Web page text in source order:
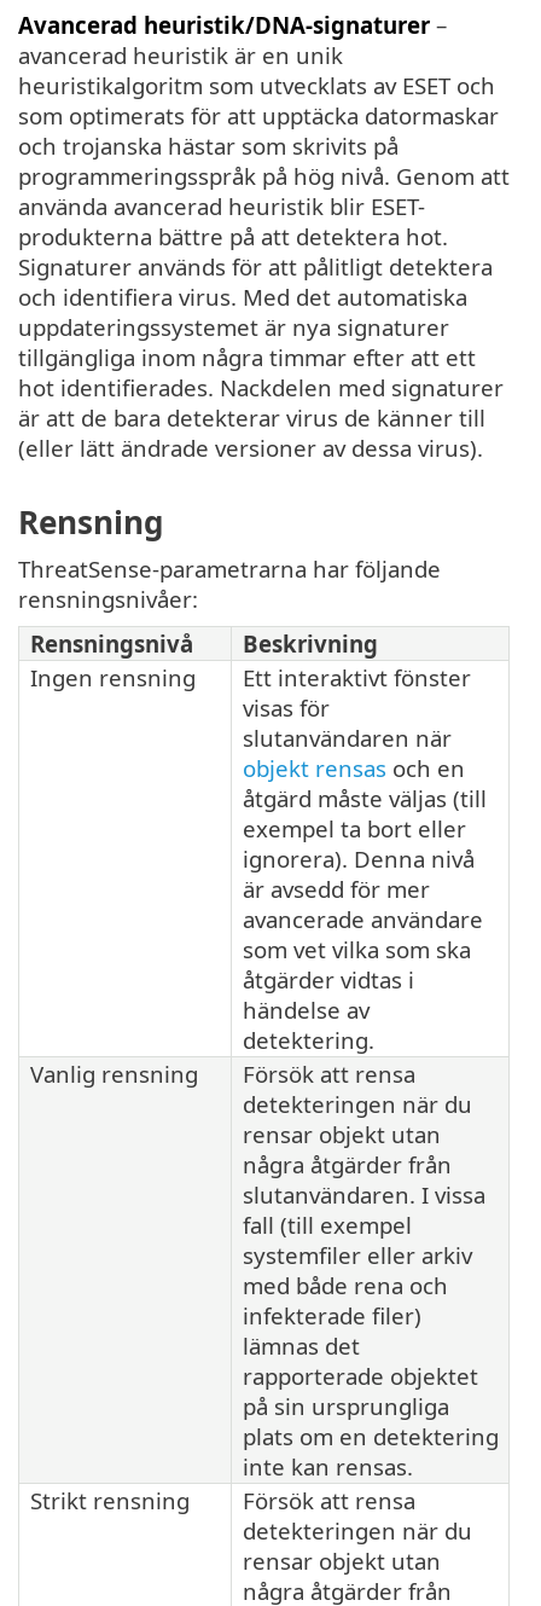
Avancerad heuristik/DNA-signaturer –
avancerad heuristik är en unik
heuristikalgoritm som utvecklats av ESET och
som optimerats för att upptäcka datormaskar
och trojanska hästar som skrivits på
programmeringsspråk på hög nivå. Genom att
använda avancerad heuristik blir ESET-
produkterna bättre på att detektera hot.
Signaturer används för att pålitligt detektera
och identifiera virus. Med det automatiska
uppdateringssystemet är nya signaturer
tillgängliga inom några timmar efter att ett
hot identifierades. Nackdelen med signaturer
är att de bara detekterar virus de känner till
(eller lätt ändrade versioner av dessa virus).
Rensning
ThreatSense-parametrarna har följande
rensningsnivåer:
Rensningsnivå
Beskrivning
Ingen rensning
Ett interaktivt fönster
visas för
slutanvändaren när
objekt rensas och en
åtgärd måste väljas (till
exempel ta bort eller
ignorera). Denna nivå
är avsedd för mer
avancerade användare
som vet vilka som ska
åtgärder vidtas i
händelse av
detektering.
Vanlig rensning
Försök att rensa
detekteringen när du
rensar objekt utan
några åtgärder från
slutanvändaren. I vissa
fall (till exempel
systemfiler eller arkiv
med både rena och
infekterade filer)
lämnas det
rapporterade objektet
på sin ursprungliga
plats om en detektering
inte kan rensas.
Strikt rensning
Försök att rensa
detekteringen när du
rensar objekt utan
några åtgärder från